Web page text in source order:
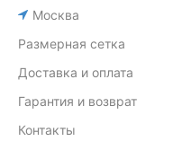
Москва
Размерная сетка
Доставка и оплата
Гарантия и возврат
Контакты